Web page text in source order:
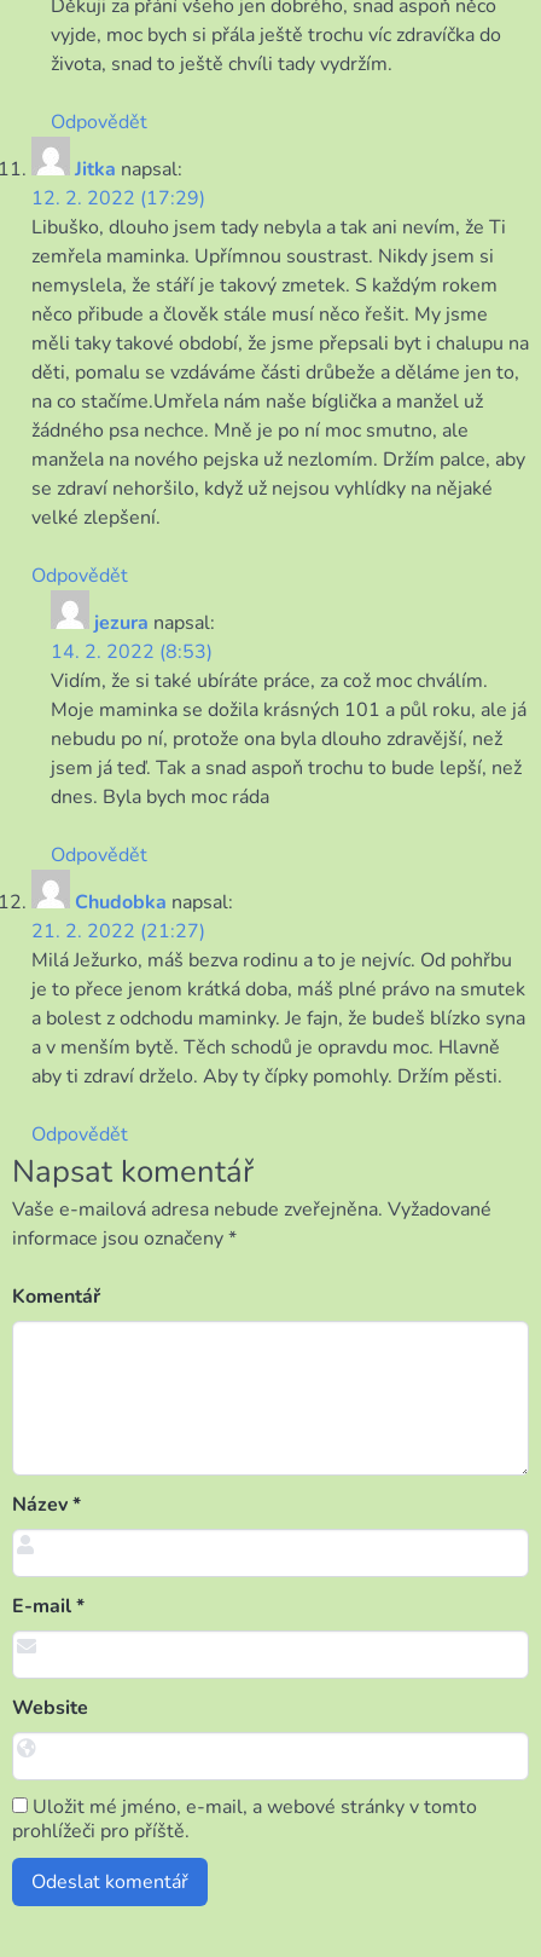
Děkuji za přání všeho jen dobrého, snad aspoň něco
vyjde, moc bych si přála ještě trochu víc zdravíčka do
života, snad to ještě chvíli tady vydržím.
Odpovědět
Jitka napsal:
12. 2. 2022 (17:29)
Libuško, dlouho jsem tady nebyla a tak ani nevím, že Ti
zemřela maminka. Upřímnou soustrast. Nikdy jsem si
nemyslela, že stáří je takový zmetek. S každým rokem
něco přibude a člověk stále musí něco řešit. My jsme
měli taky takové období, že jsme přepsali byt i chalupu na
děti, pomalu se vzdáváme části drůbeže a děláme jen to,
na co stačíme.Umřela nám naše bíglička a manžel už
žádného psa nechce. Mně je po ní moc smutno, ale
manžela na nového pejska už nezlomím. Držím palce, aby
se zdraví nehoršilo, když už nejsou vyhlídky na nějaké
velké zlepšení.
Odpovědět
jezura napsal:
14. 2. 2022 (8:53)
Vidím, že si také ubíráte práce, za což moc chválím.
Moje maminka se dožila krásných 101 a půl roku, ale já
nebudu po ní, protože ona byla dlouho zdravější, než
jsem já teď. Tak a snad aspoň trochu to bude lepší, než
dnes. Byla bych moc ráda
Odpovědět
Chudobka napsal:
21. 2. 2022 (21:27)
Milá Ježurko, máš bezva rodinu a to je nejvíc. Od pohřbu
je to přece jenom krátká doba, máš plné právo na smutek
a bolest z odchodu maminky. Je fajn, že budeš blízko syna
a v menším bytě. Těch schodů je opravdu moc. Hlavně
aby ti zdraví drželo. Aby ty čípky pomohly. Držím pěsti.
Odpovědět
Napsat komentář
Vaše e-mailová adresa nebude zveřejněna. Vyžadované
informace jsou označeny*
Komentář
Název*
E-mail*
Website
Uložit mé jméno, e-mail, a webové stránky v tomto
prohlížeči pro příště.